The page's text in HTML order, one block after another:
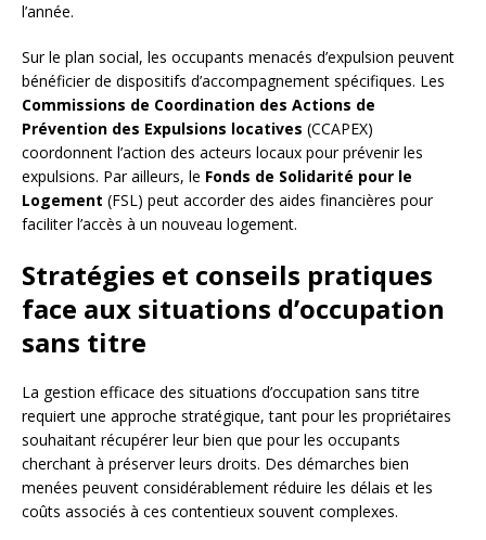
l’année.
Sur le plan social, les occupants menacés d’expulsion peuvent
bénéficier de dispositifs d’accompagnement spécifiques. Les
Commissions de Coordination des Actions de
Prévention des Expulsions locatives (CCAPEX)
coordonnent l’action des acteurs locaux pour prévenir les
expulsions. Par ailleurs, le Fonds de Solidarité pour le
Logement (FSL) peut accorder des aides financières pour
faciliter l’accès à un nouveau logement.
Stratégies et conseils pratiques
face aux situations d’occupation
sans titre
La gestion efficace des situations d’occupation sans titre
requiert une approche stratégique, tant pour les propriétaires
souhaitant récupérer leur bien que pour les occupants
cherchant à préserver leurs droits. Des démarches bien
menées peuvent considérablement réduire les délais et les
coûts associés à ces contentieux souvent complexes.